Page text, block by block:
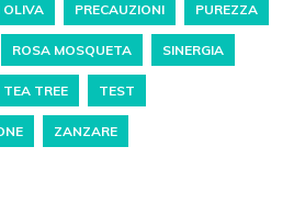
OLIVA PRECAUZIONI PUREZZA
ROSA MOSQUETA SINERGIA
TEA TREE TEST
ZANZARE